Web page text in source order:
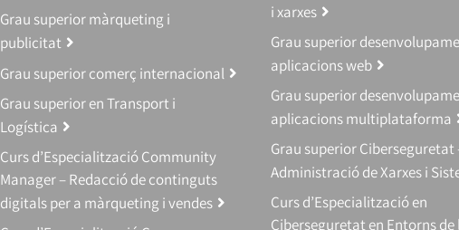
Grau superior màrqueting i
publicitat
Grau superior comerç internacional
Grau superior en Transport i
Logística
Curs d’Especialització Community
Manager – Redacció de continguts
digitals per a màrqueting i vendes
i xarxes
Grau superior
aplicacions web
Grau superior
aplicacions multiplataforma
Grau superior Ciberseguretat
Administració de Xarxes i
Curs d’Especialització en
Ciberseguretat en Entorns de